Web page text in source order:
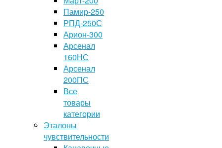
Памир-250
РПД-250С
Арион-300
Арсенал
160НС
Арсенал
200ПС
Все
товары
категории
Эталоны
чувствительности